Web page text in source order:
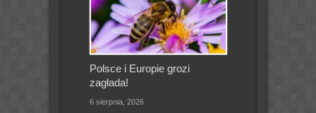
Polsce i Europie grozi
zagłada!
6 sierpnia, 2026